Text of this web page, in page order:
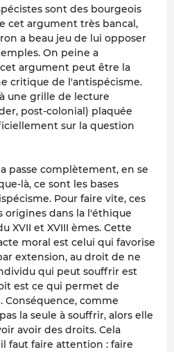
sont des bourgeois
cet argument très bancal,
a beau jeu de lui opposer
On peine a
argument peut être la
critique de l'antispécisme.
une grille de lecture
post-colonial) plaquée
sur la question
passe complètement, en se
là, ce sont les bases
Pour faire vite, ces
dans la l'éthique
XVII et XVIII èmes. Cette
moral est celui qui favorise
extension, au droit de ne
qui peut souffrir est
est ce qui permet de
comme
la seule à souffrir, alors elle
avoir des droits. Cela
faut faire attention : faire